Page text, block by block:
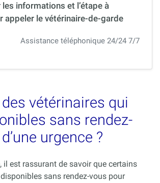
informations et l’étape à
appeler le vétérinaire-de-garde
Assistance téléphonique 24/24 7/7
vétérinaires qui
sans rendez-
urgence ?
il est rassurant de savoir que certains
sans rendez-vous pour